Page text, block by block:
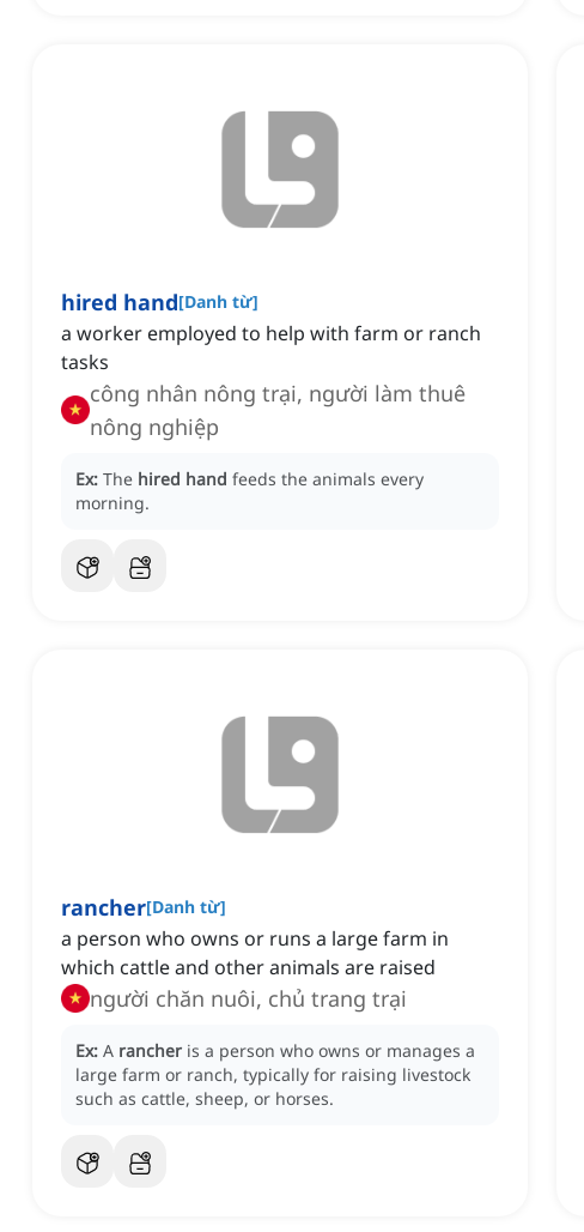
hired hand[Danh từ]
a worker employed to help with farm or ranch
tasks
công nhân nông trại, người làm thuê
nông nghiệp
Ex: The hired hand feeds the animals every
morning.
rancher[Danh từ]
a person who owns or runs a large farm in
which cattle and other animals are raised
người chăn nuôi, chủ trang trại
Ex: A rancher is a person who owns or manages a
large farm or ranch, typically for raising livestock
such as cattle, sheep, or horses.